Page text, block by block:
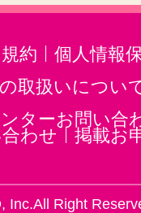
ホルン(2)
約
個人情報
取扱いについ
ターお問い合
わせ
掲載お
Inc.All Right